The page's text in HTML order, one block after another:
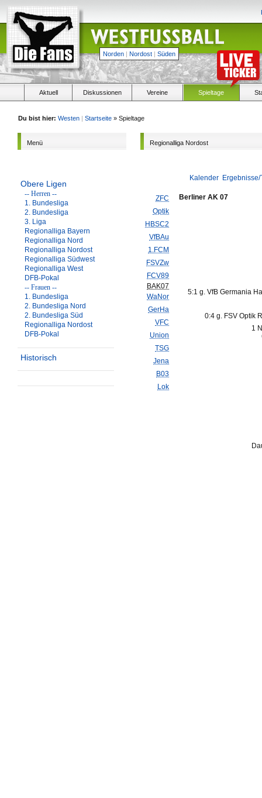
Norden | Nordost | Süden
Aktuell Diskussionen Vereine Spieltage
Du bist hier: Westen | Startseite » Spieltage
Menü
Obere Ligen
-- Herren --
1. Bundesliga
2. Bundesliga
3. Liga
Regionalliga Bayern
Regionalliga Nord
Regionalliga Nordost
Regionalliga Südwest
Regionalliga West
DFB-Pokal
-- Frauen --
1. Bundesliga
2. Bundesliga Nord
2. Bundesliga Süd
Regionalliga Nordost
DFB-Pokal
Historisch
Regionalliga Nordost
Kalender
ZFC
Optik
HBSC2
VfBAu
1.FCM
FSVZw
FCV89
BAK07
WaNor
GerHa
VFC
Union
TSG
Jena
B03
Lok
Berliner AK 07
5:1 g. VfB Germania
0:4 g. FSV Optik
1